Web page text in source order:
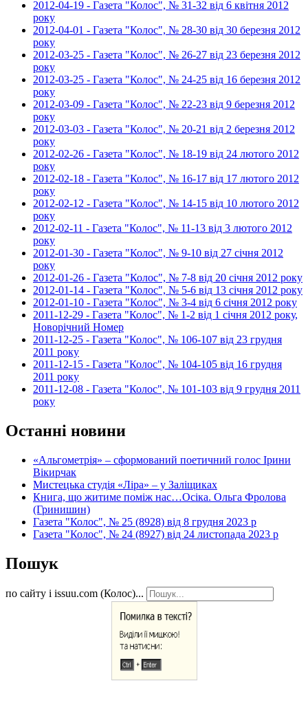
2012-04-19 - Газета "Колос", № 31-32 від 6 квітня 2012
року
2012-04-01 - Газета "Колос", № 28-30 від 30 березня 2012
року
2012-03-25 - Газета "Колос", № 26-27 від 23 березня 2012
року
2012-03-25 - Газета "Колос", № 24-25 від 16 березня 2012
року
2012-03-09 - Газета "Колос", № 22-23 від 9 березня 2012
року
2012-03-03 - Газета "Колос", № 20-21 від 2 березня 2012
року
2012-02-26 - Газета "Колос", № 18-19 від 24 лютого 2012
року
2012-02-18 - Газета "Колос", № 16-17 від 17 лютого 2012
року
2012-02-12 - Газета "Колос", № 14-15 від 10 лютого 2012
року
2012-02-11 - Газета "Колос", № 11-13 від 3 лютого 2012
року
2012-01-30 - Газета "Колос", № 9-10 від 27 січня 2012
року
2012-01-26 - Газета "Колос", № 7-8 від 20 січня 2012 року
2012-01-14 - Газета "Колос", № 5-6 від 13 січня 2012 року
2012-01-10 - Газета "Колос", № 3-4 від 6 січня 2012 року
2011-12-29 - Газета "Колос", № 1-2 від 1 січня 2012 року,
Новорічний Номер
2011-12-25 - Газета "Колос", № 106-107 від 23 грудня
2011 року
2011-12-15 - Газета "Колос", № 104-105 від 16 грудня
2011 року
2011-12-08 - Газета "Колос", № 101-103 від 9 грудня 2011
року
Останні новини
«Альгометрія» – сформований поетичний голос Ірини
Вікирчак
Мистецька студія «Ліра» – у Заліщиках
Книга, що житиме поміж нас…Осіка. Ольга Фролова
(Гринишин)
Газета "Колос", № 25 (8928) від 8 грудня 2023 р
Газета "Колос", № 24 (8927) від 24 листопада 2023 р
Пошук
по сайту і issuu.com (Колос)...